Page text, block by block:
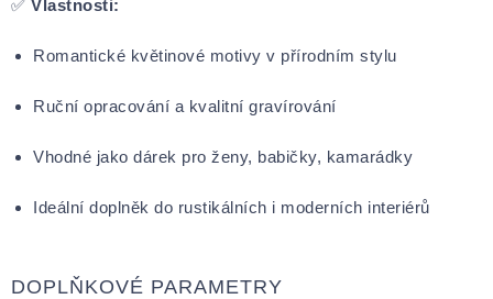
✅ Vlastnosti:
Romantické květinové motivy v přírodním stylu
Ruční opracování a kvalitní gravírování
Vhodné jako dárek pro ženy, babičky, kamarádky
Ideální doplněk do rustikálních i moderních interiérů
DOPLŇKOVÉ PARAMETRY